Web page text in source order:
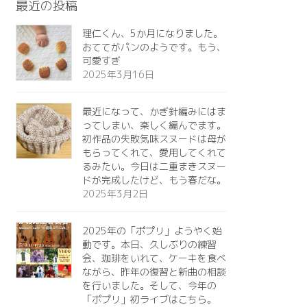
最近の投稿
理仁くん、5か月になりました。
おててがパンのようです。もう、
可愛すぎ️
2025年3月16日
最近になって、かぎ針編みにはま
ってしまい、楽しく編んでます。
初作品の失敗気味スヌードは母が
もらってくれて、愛用してくれて
るみたい。今日は二重まきスヌー
ドが完成したけど、もう春だな。
2025年3月2日
2025年の「ポプリ」ようやく始
動です。本日、久しぶりの練習
会、珈琲をいれて、ケーキを食べ
ながら、昨年の復習と新曲の相談
を行いました。そして、今年の
「ポプリ」初ライブはこちら。